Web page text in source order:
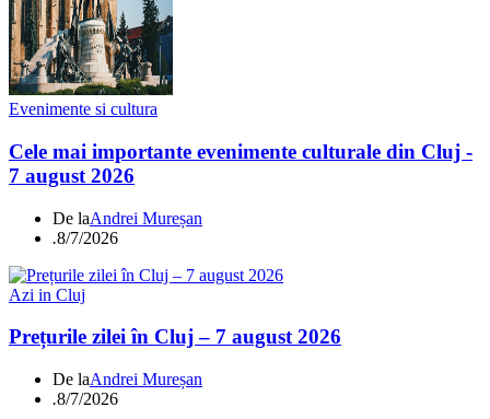
Evenimente si cultura
Cele mai importante evenimente culturale din Cluj -
7 august 2026
De laAndrei Mureșan
.8/7/2026
Azi in Cluj
Prețurile zilei în Cluj – 7 august 2026
De laAndrei Mureșan
.8/7/2026